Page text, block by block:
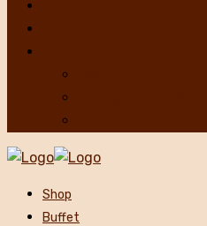
Shop
Buffet